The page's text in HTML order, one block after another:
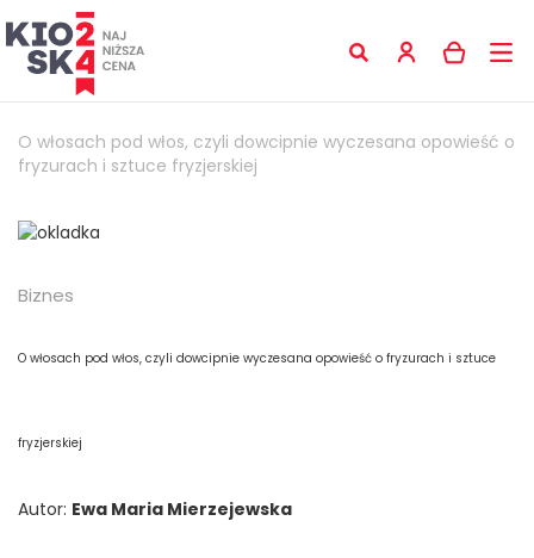
O włosach pod włos, czyli dowcipnie wyczesana opowieść o
fryzurach i sztuce fryzjerskiej
Biznes
O włosach pod włos, czyli dowcipnie wyczesana opowieść o fryzurach i sztuce
fryzjerskiej
Autor: Ewa Maria Mierzejewska